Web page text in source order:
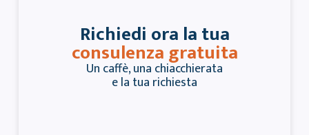
Richiedi ora la tua
consulenza gratuita
Un caffè, una chiacchierata
e la tua richiesta